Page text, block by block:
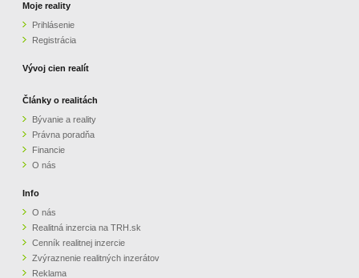
PARTNERI
OBCHODNÉ PODMIENKY
KONTAKT
Moje reality
Prihlásenie
Registrácia
Vývoj cien realít
Články o realitách
Bývanie a reality
Právna poradňa
Financie
O nás
Info
O nás
Realitná inzercia na TRH.sk
Cenník realitnej inzercie
Zvýraznenie realitných inzerátov
Reklama